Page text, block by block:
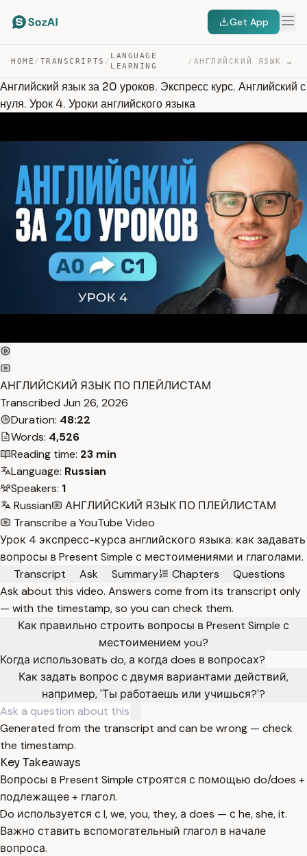
Get App
HOME / TRANSCRIPTS /
LANGUAGE
LEARNING
/ АНГЛИЙСКИЙ ЯЗЫК ЗА 20 УРОКОВ. ЭКСПРЕСС КУРС. АНГЛИЙСКИЙ… — TRANSCRIPT
Английский язык за 20 уроков. Экспресс курс. Английский с
нуля. Урок 4. Уроки английского языка
АНГЛИЙСКИЙ ЯЗЫК ПО ПЛЕЙЛИСТАМ
Transcribed Jun 26, 2026
Duration: 48:22
Words: 4,526
Reading time: 23 min
Language: Russian
Speakers: 1
Russian
АНГЛИЙСКИЙ ЯЗЫК ПО ПЛЕЙЛИСТАМ
Transcribe a YouTube Video
Урок 4 экспресс-курса английского языка: как задавать
вопросы в Present Simple с местоимениями и глаголами.
Transcript
Ask Summary Chapters
Questions
Ask about this video. Answers come from its transcript only
— with the timestamp, so you can check them.
Как правильно строить вопросы в Present Simple с
местоимением you?
Когда использовать do, а когда does в вопросах?
Как задать вопрос с двумя вариантами действий,
например, 'Ты работаешь или учишься?'?
Generated from the transcript and can be wrong — check
the timestamp.
Key Takeaways
Вопросы в Present Simple строятся с помощью do/does +
подлежащее + глагол.
Do используется с I, we, you, they, а does — с he, she, it.
Важно ставить вспомогательный глагол в начале
вопроса.